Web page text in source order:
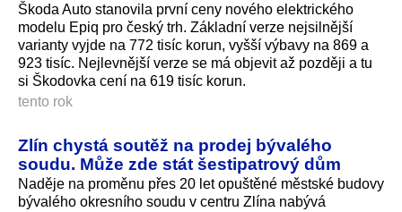
Škoda Auto stanovila první ceny nového elektrického
modelu Epiq pro český trh. Základní verze nejsilnější
varianty vyjde na 772 tisíc korun, vyšší výbavy na 869 a
923 tisíc. Nejlevnější verze se má objevit až později a tu
si Škodovka cení na 619 tisíc korun.
tento rok
Zlín chystá soutěž na prodej bývalého
soudu. Může zde stát šestipatrový dům
Naděje na proměnu přes 20 let opuštěné městské budovy
bývalého okresního soudu v centru Zlína nabývá